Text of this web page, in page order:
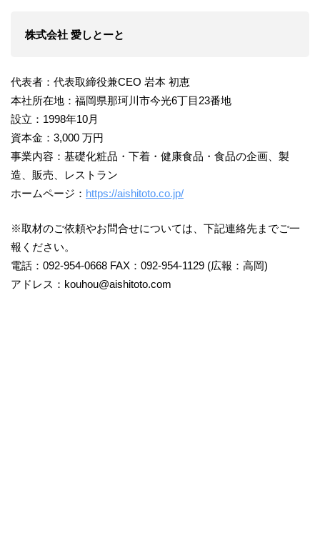
株式会社 愛しとーと
代表者：代表取締役兼CEO 岩本 初恵
本社所在地：福岡県那珂川市今光6丁目23番地
設⽴：1998年10⽉
資本金：3,000 万円
事業内容：基礎化粧品・下着・健康食品・食品の企画、製
造、販売、レストラン
ホームページ： https://aishitoto.co.jp/
※取材のご依頼やお問合せについては、下記連絡先までご一
報ください。
電話：092-954-0668 FAX：092-954-1129 (広報：⾼岡)
アドレス：kouhou@aishitoto.com